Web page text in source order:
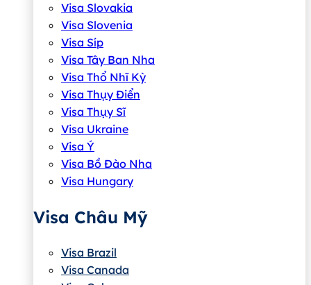
Visa Slovakia
Visa Slovenia
Visa Síp
Visa Tây Ban Nha
Visa Thổ Nhĩ Kỳ
Visa Thụy Điển
Visa Thụy Sĩ
Visa Ukraine
Visa Ý
Visa Bồ Đào Nha
Visa Hungary
Visa Châu Mỹ
Visa Brazil
Visa Canada